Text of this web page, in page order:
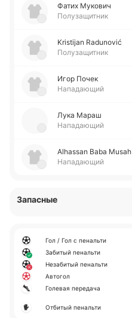
Фатих Му­ко­вич
Полузащитник
Kristijan Radunović
Полузащитник
Игор Почек
Нападающий
Лука Мараш
Нападающий
Alhassan Baba Musah
Нападающий
Запасные
Гол / Гол с пенальти
Забитый пенальти
Незабитый пенальти
Автогол
Голевая передача
Отбитый пенальти